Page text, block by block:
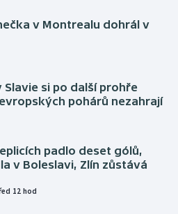
v Montrealu dohrál v
si po další prohře
pohárů nezahrají
padlo deset gólů,
v Boleslavi, Zlín zůstává
12 hod